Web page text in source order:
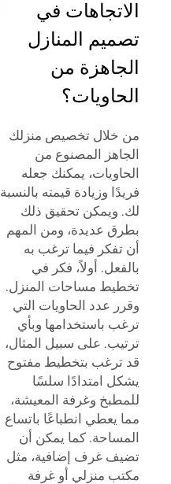
الاتجاهات في
تصميم المنازل
الجاهزة من
الحاويات؟
من خلال تخصيص منزلك
الجاهز المصنوع من
الحاويات، يمكنك جعله
فريدًا وزيادة قيمته بالنسبة
لك. ويمكن تحقيق ذلك
بطرق عديدة، ومن المهم
أن تفكر فيما ترغب به
بالفعل. أولاً، فكر في
تخطيط مساحات المنزل.
وقرر عدد الحاويات التي
ترغب باستخدامها وبأي
ترتيب. على سبيل المثال،
قد ترغب بتخطيط مفتوح
يشكل امتدادًا سلسًا
للمطبخ وغرفة المعيشة،
مما يعطي انطباعًا باتساع
المساحة. كما يمكن أن
تضيف غرف إضافية، مثل
مكتب منزلي أو غرفة